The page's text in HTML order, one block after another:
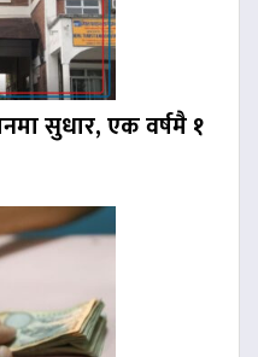
सुधार, एक वर्षमै १